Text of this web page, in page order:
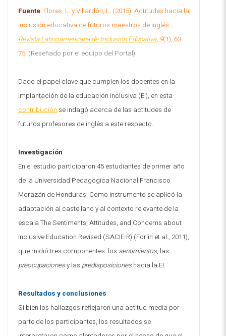
Fuente: Flores, L. y Villardón, L. (2015). Actitudes hacia la
inclusión educativa de futuros maestros de inglés.
Revista Latinoamericana de Inclusión Educativa, 9(1), 63-
75. (Reseñado por el equipo del Portal).
Dado el papel clave que cumplen los docentes en la
implantación de la educación inclusiva (EI), en esta
contribución se indagó acerca de las actitudes de
futuros profesores de inglés a este respecto.
Investigación
En el estudio participaron 45 estudiantes de primer año
de la Universidad Pedagógica Nacional Francisco
Morazán de Honduras. Como instrumento se aplicó la
adaptación al castellano y al contexto relevante de la
escala The Sentiments, Attitudes, and Concerns about
Inclusive Education Revised (SACIE-R) (Forlin et al., 2011),
que midió tres componentes: los sentimientos, las
preocupacionesy las predisposicioneshacia la EI.
Resultados y conclusiones
Si bien los hallazgos reflejaron una actitud media por
parte de los participantes, los resultados se